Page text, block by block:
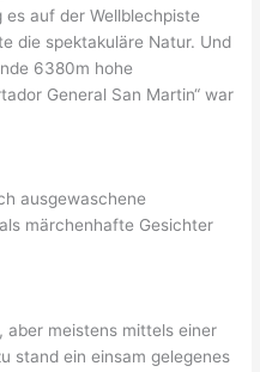
es auf der Wellblechpiste
die spektakuläre Natur. Und
6380m hohe
General San Martin“ war
ausgewaschene
märchenhafte Gesichter
aber meistens mittels einer
stand ein einsam gelegenes